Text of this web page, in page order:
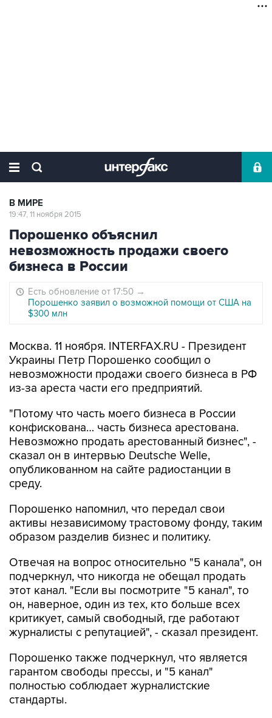
В МИРЕ
19:47, 11 ноября 2015
Порошенко объяснил
невозможность продажи своего
бизнеса в России
Есть обновление от 17:50 →
Порошенко заявил о возможной помощи от США на
$300 млн
Москва. 11 ноября. INTERFAX.RU - Президент
Украины Петр Порошенко сообщил о
невозможности продажи своего бизнеса в РФ
из-за ареста части его предприятий.
"Потому что часть моего бизнеса в России
конфискована… часть бизнеса арестована.
Невозможно продать арестованный бизнес", -
сказал он в интервью Deutsche Welle,
опубликованном на сайте радиостанции в
среду.
Порошенко напомнил, что передал свои
активы независимому трастовому фонду, таким
образом разделив бизнес и политику.
Отвечая на вопрос относительно "5 канала", он
подчеркнул, что никогда не обещал продать
этот канал. "Если вы посмотрите "5 канал", то
он, наверное, один из тех, кто больше всех
критикует, самый свободный, где работают
журналисты с репутацией", - сказал президент.
Порошенко также подчеркнул, что является
гарантом свободы прессы, и "5 канал"
полностью соблюдает журналистские
стандарты.